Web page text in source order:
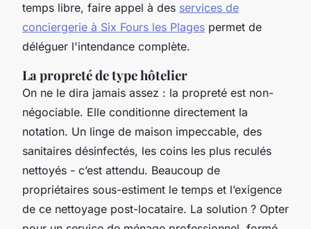
temps libre, faire appel à des services de
conciergerie à Six Fours les Plages permet de
déléguer l'intendance complète.
La propreté de type hôtelier
On ne le dira jamais assez : la propreté est non-
négociable. Elle conditionne directement la
notation. Un linge de maison impeccable, des
sanitaires désinfectés, les coins les plus reculés
nettoyés - c’est attendu. Beaucoup de
propriétaires sous-estiment le temps et l’exigence
de ce nettoyage post-locataire. La solution ? Opter